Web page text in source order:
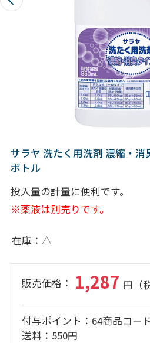
サラヤ 洗たく用洗剤 濃縮・
ボトル
投入量の計量に便利です。
※薬液は別売りです。
在庫 △
1,287
付与ポイント 64商品コー
送料
550円